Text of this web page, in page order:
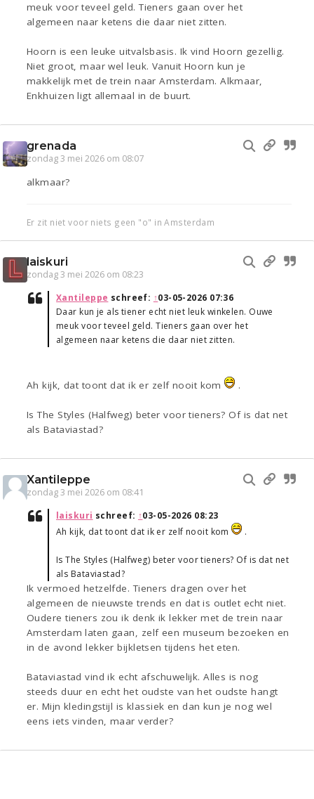
meuk voor teveel geld. Tieners gaan over het
algemeen naar ketens die daar niet zitten.
Hoorn is een leuke uitvalsbasis. Ik vind Hoorn gezellig.
Niet groot, maar wel leuk. Vanuit Hoorn kun je
makkelijk met de trein naar Amsterdam. Alkmaar,
Enkhuizen ligt allemaal in de buurt.
grenada
zondag 3 mei 2026 om 08:07
alkmaar?
Er zit niet voor niets geen "o" in Amsterdam
laiskuri
zondag 3 mei 2026 om 08:23
Xantileppe schreef: ↑03-05-2026 07:36
Daar kun je als tiener echt niet leuk winkelen. Ouwe
meuk voor teveel geld. Tieners gaan over het
algemeen naar ketens die daar niet zitten.
Ah kijk, dat toont dat ik er zelf nooit kom .
Is The Styles (Halfweg) beter voor tieners? Of is dat net
als Bataviastad?
Xantileppe
zondag 3 mei 2026 om 08:41
laiskuri schreef: ↑03-05-2026 08:23
Ah kijk, dat toont dat ik er zelf nooit kom
.
Is The Styles (Halfweg) beter voor tieners? Of is dat net
als Bataviastad?
Ik vermoed hetzelfde. Tieners dragen over het
algemeen de nieuwste trends en dat is outlet echt niet.
Oudere tieners zou ik denk ik lekker met de trein naar
Amsterdam laten gaan, zelf een museum bezoeken en
in de avond lekker bijkletsen tijdens het eten.
Bataviastad vind ik echt afschuwelijk. Alles is nog
steeds duur en echt het oudste van het oudste hangt
er. Mijn kledingstijl is klassiek en dan kun je nog wel
eens iets vinden, maar verder?